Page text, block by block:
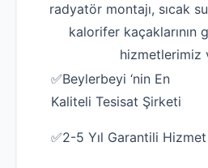
radyatör montajı, sıcak
kalorifer kaçaklarının
hizmetlerimiz
✅Beylerbeyi ‘nin En
Kaliteli Tesisat Şirketi
✅2-5 Yıl Garantili Hizmet